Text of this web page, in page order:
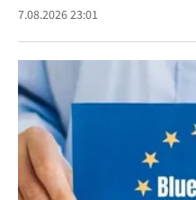
7.08.2026 23:01